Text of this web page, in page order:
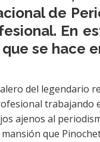
de
En
se hace
del legendario
trabajando
ajenos al
que